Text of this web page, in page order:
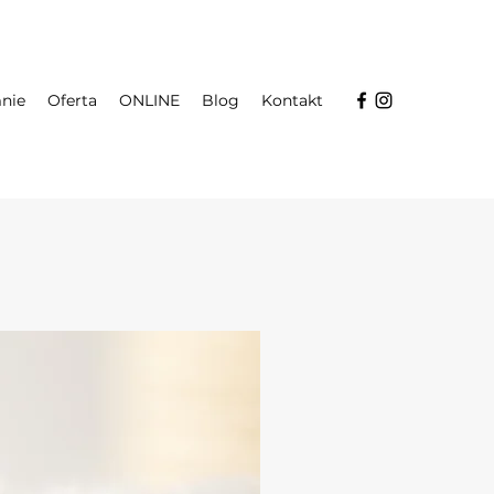
Oferta ONLINE Blog Kontakt